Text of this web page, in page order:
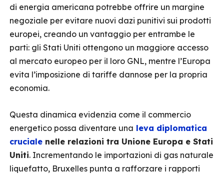
di energia americana potrebbe offrire un margine
negoziale per evitare nuovi dazi punitivi sui prodotti
europei, creando un vantaggio per entrambe le
parti: gli Stati Uniti ottengono un maggiore accesso
al mercato europeo per il loro GNL, mentre l’Europa
evita l’imposizione di tariffe dannose per la propria
economia.
Questa dinamica evidenzia come il commercio
energetico possa diventare una leva diplomatica
cruciale nelle relazioni tra Unione Europa e Stati
Uniti. Incrementando le importazioni di gas naturale
liquefatto, Bruxelles punta a rafforzare i rapporti